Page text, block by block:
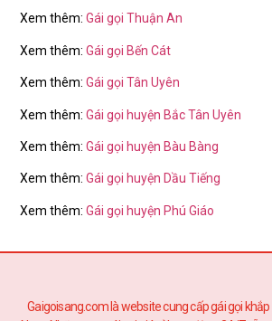
Xem thêm:Gái gọi Thuận An
Xem thêm:Gái gọi Bến Cát
Xem thêm:Gái gọi Tân Uyên
Xem thêm:Gái gọi huyện Bắc Tân Uyên
Xem thêm:Gái gọi huyện Bàu Bàng
Xem thêm:Gái gọi huyện Dầu Tiếng
Xem thêm:Gái gọi huyện Phú Giáo
Gaigoisang.com là website cung cấp gái gọi